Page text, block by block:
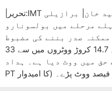
مرحلے میں بولسونارو
صدر بننے کی مضبوط
پوزیشن میں آ گیا ہے۔ 14.7 کروڑ ووٹروں میں سے 33
ووٹ دیا ہے۔ ہداد (ورکرز پارٹی،